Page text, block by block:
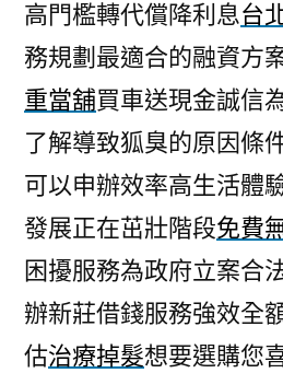
高門檻轉代償降利息台
務規劃最適合的融資方
重當舖買車送現金誠信
了解導致狐臭的原因條
可以申辦效率高生活體
發展正在茁壯階段免費
困擾服務為政府立案合
辦新莊借錢服務強效全
估治療掉髮想要選購您